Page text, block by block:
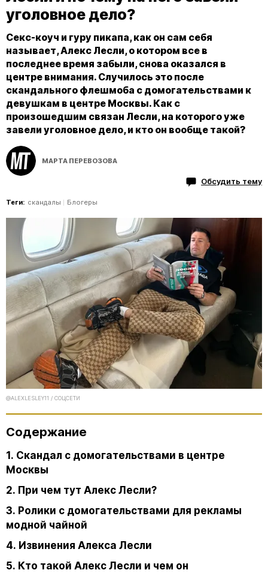
уголовное дело?
Секс-коуч и гуру пикапа, как он сам себя
называет, Алекс Лесли, о котором все в
последнее время забыли, снова оказался в
центре внимания. Случилось это после
скандального флешмоба с домогательствами к
девушкам в центре Москвы. Как с
произошедшим связан Лесли, на которого уже
завели уголовное дело, и кто он вообще такой?
МАРТА ПЕРЕВОЗОВА
Обсудить тему
Теги: скандалы Блогеры
@ALEXLESLEY11 / СОЦСЕТИ
Содержание
1. Скандал с домогательствами в центре
Москвы
2. При чем тут Алекс Лесли?
3. Ролики с домогательствами для рекламы
модной чайной
4. Извинения Алекса Лесли
5. Кто такой Алекс Лесли и чем он